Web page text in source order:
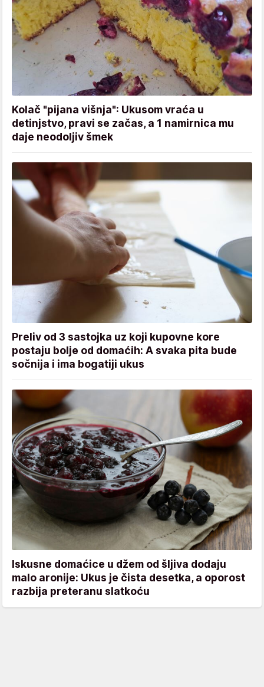
Kolač "pijana višnja": Ukusom vraća u
detinjstvo, pravi se začas, a 1 namirnica mu
daje neodoljiv šmek
Preliv od 3 sastojka uz koji kupovne kore
postaju bolje od domaćih: A svaka pita bude
sočnija i ima bogatiji ukus
Iskusne domaćice u džem od šljiva dodaju
malo aronije: Ukus je čista desetka, a oporost
razbija preteranu slatkoću